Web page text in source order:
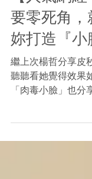
【人氣網
要零死角，
妳打造『小
繼上次楊哲分享皮
聽聽看她覺得效
看的女生，楊哲大